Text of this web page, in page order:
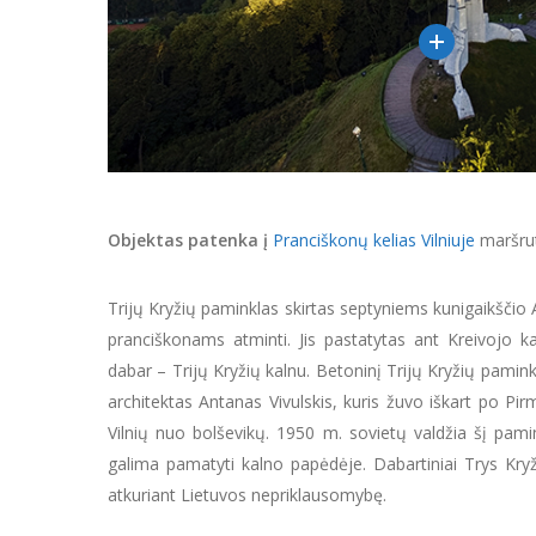
Objektas patenka į Pranciškonų kelias Vilniuje
Trijų Kryžių paminklas skirtas septyniems kunigaikščio
pranciškonams atminti. Jis pastatytas ant Kreivojo
dabar – Trijų Kryžių kalnu. Betoninį Trijų Kryžių
architektas Antanas Vivulskis, kuris žuvo iškart po
Vilnių nuo bolševikų. 1950 m. sovietų valdžia šį
galima pamatyti kalno papėdėje. Dabartiniai Trys
atkuriant Lietuvos nepriklausomybę.